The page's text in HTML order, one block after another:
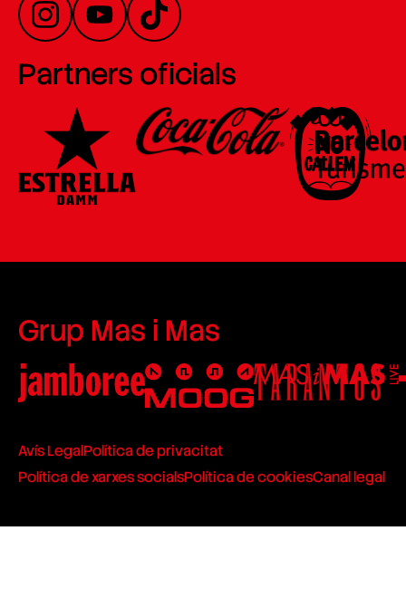
Partners oficials
Grup Mas i Mas
Avís LegalPolítica de privacitat
Política de xarxes socialsPolítica de cookiesCanal legal